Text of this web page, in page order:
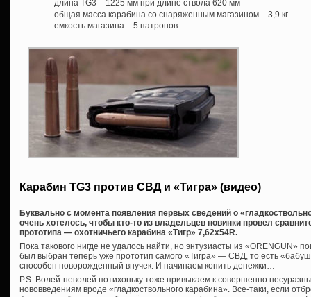
длина TG3 – 1225 мм при длине ствола 620 мм
общая масса карабина со снаряженным магазином – 3,9 кг
емкость магазина – 5 патронов.
Карабин TG3 против СВД и «Тигра» (видео)
Буквально с момента появления первых сведений о
очень хотелось, чтобы кто-то из владельцев новинки провел
прототипа — охотничьего карабина «Тигр» 7,62х54R.
Пока такового нигде не удалось найти, но энтузиасты из «ORENGUN»
был выбран теперь уже прототип самого «Тигра» — СВД, то есть
способен новорожденный внучек. И начинаем копить денежки…
P.S. Волей-неволей потихоньку тоже привыкаем к совершенно
нововведениям вроде «гладкоствольного карабина». Все-таки, если